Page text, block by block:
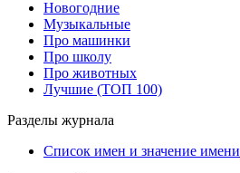
Новогодние
Музыкальные
Про машинки
Про школу
Про животных
Лучшие (ТОП 100)
Разделы журнала
Список имен и значение имени